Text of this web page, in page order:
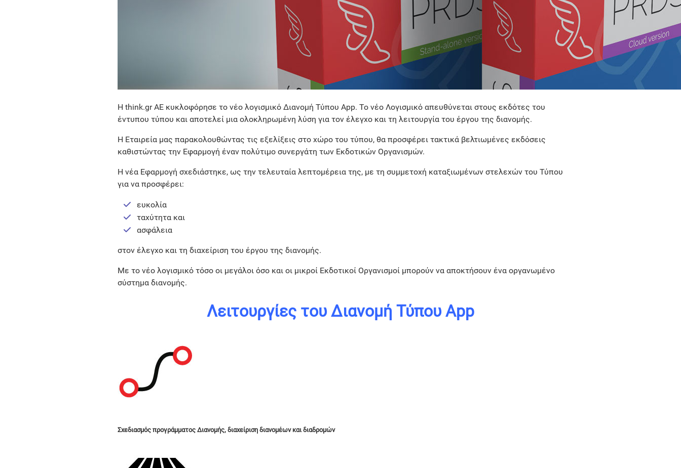
Η think.gr AE κυκλοφόρησε το νέο λογισμικό Διανομή Τύπου App. Το νέο Λογισμικό απευθύνεται στους εκδότες του
έντυπου τύπου και αποτελεί μια ολοκληρωμένη λύση για τον έλεγχο και τη λειτουργία του έργου της διανομής.
Η Εταιρεία μας παρακολουθώντας τις εξελίξεις στο χώρο του τύπου, θα προσφέρει τακτικά βελτιωμένες εκδόσεις
καθιστώντας την Εφαρμογή έναν πολύτιμο συνεργάτη των Εκδοτικών Οργανισμών.
Η νέα Εφαρμογή σχεδιάστηκε, ως την τελευταία λεπτομέρεια της, με τη συμμετοχή καταξιωμένων στελεχών του Τύπου
για να προσφέρει:
ευκολία
ταχύτητα και
ασφάλεια
στον έλεγχο και τη διαχείριση του έργου της διανομής.
Με το νέο λογισμικό τόσο οι μεγάλοι όσο και οι μικροί Εκδοτικοί Οργανισμοί μπορούν να αποκτήσουν ένα οργανωμένο
σύστημα διανομής.
Λειτουργίες του Διανομή Τύπου App
Σχεδιασμός προγράμματος Διανομής, διαχείριση διανομέων και διαδρομών